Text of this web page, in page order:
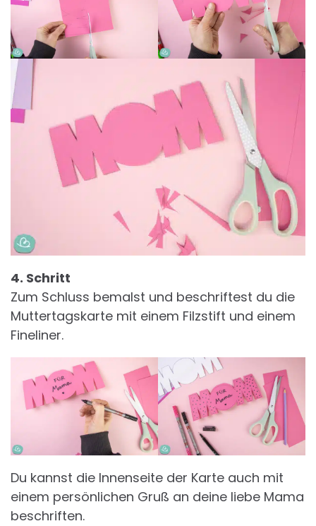
4. Schritt
Zum Schluss bemalst und beschriftest du die
Muttertagskarte mit einem Filzstift und einem
Fineliner.
Du kannst die Innenseite der Karte auch mit
einem persönlichen Gruß an deine liebe Mama
beschriften.